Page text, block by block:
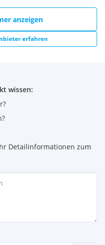
anzeigen
erfahren
wissen:
Detailinformationen zum